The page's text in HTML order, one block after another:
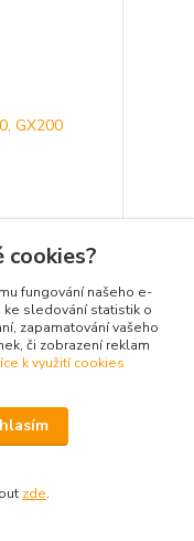
cookies?
fungování našeho e-
ke sledování statistik o
zapamatování vašeho
či zobrazení reklam
k využití cookies
zde.